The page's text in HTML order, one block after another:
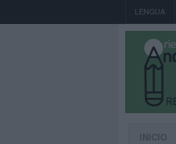
LENGUA
INICIO